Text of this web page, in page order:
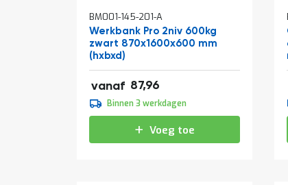
BM001-145-201-A
Werkbank Pro 2niv 600kg
zwart 870x1600x600 mm
(hxbxd)
vanaf 87,96
106,43
109,95
133,04
Binnen 3 werkdagen
Voeg toe